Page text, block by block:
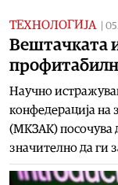
ТЕХНОЛОГИЈА
Вештачката
Научно
конфедерација на
(МКЗАК) посочува
значително да ги